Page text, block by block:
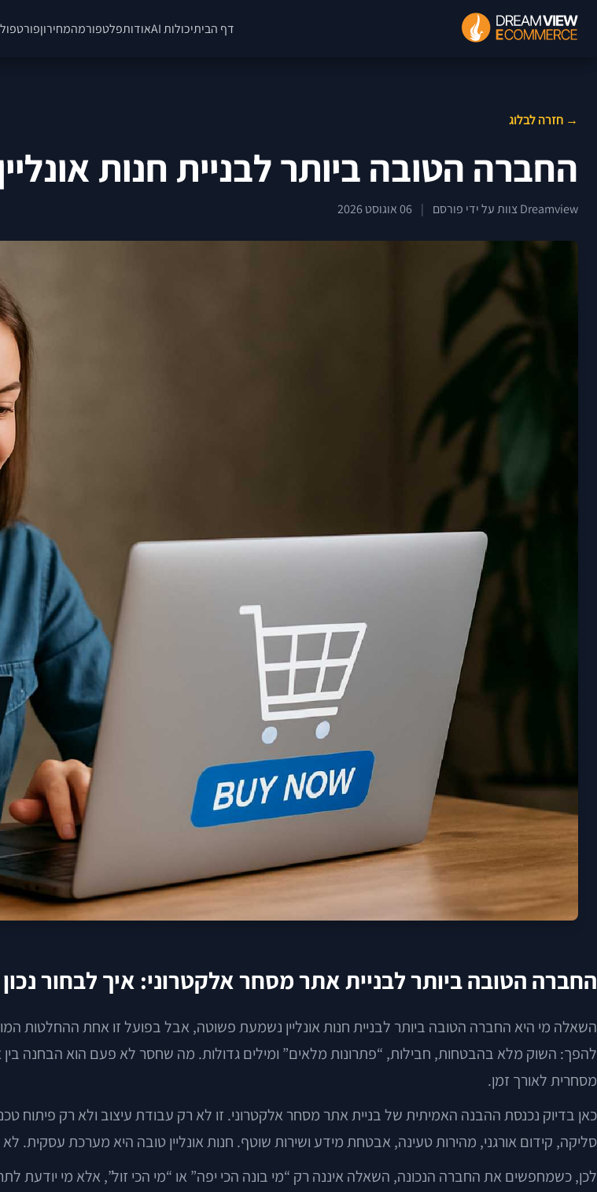
דף הביתיכולות AI אודותפלטפורמהמחירון
→ חזרה לבלוג
החברה הטובה ביותר לבניית חנות
Dreamview צוות על ידי פורסם | 06 אוגוסט 2026
החברה הטובה ביותר לבניית אתר מסחר אלקטרוני: איך לבחור
השאלה מי היא החברה הטובה ביותר לבניית חנות אונליין נשמעת פשוטה, אבל בפועל זו אחת ההחלטות
להפך: השוק מלא בהבטחות, חבילות, “פתרונות מלאים” ומילים גדולות. מה שחסר לא פעם הוא הבחנה
מסחרית לאורך זמן.
כאן בדיוק נכנסת ההבנה האמיתית של בניית אתר מסחר אלקטרוני. זו לא רק עבודת עיצוב ולא רק פיתוח
סליקה, קידום אורגני, מהירות טעינה, אבטחת מידע ושירות שוטף. חנות אונליין טובה היא מערכת עסקית.
לכן, כשמחפשים את החברה הנכונה, השאלה איננה רק “מי בונה הכי יפה” או “מי הכי זול”, אלא מי יודעת